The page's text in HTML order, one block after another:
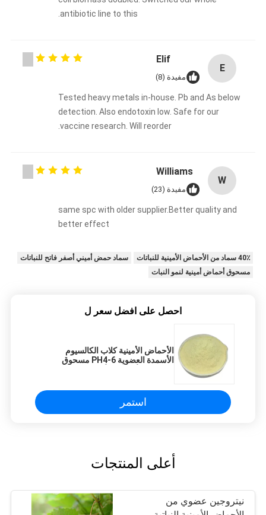
antibiotic line to this.
E
Elif
مفيدة (8)
Tested heavy metals in-house. Pb and As below
detection. Also endotoxin low. Safe for our
vaccine research. Will reorder.
W
Williams
مفيدة (23)
same spc with older supplier.Better quality and
better effect
40٪ سماد من الأحماض الأمينية للنباتات
سماد حمض أميني أصفر فاتح للنباتات
مسحوق أحماض أمينية لنمو النبات
احصل على افضل سعر ل
الأحماض الأمينية كلاب الكالسيوم
الأسمدة العضوية PH4-6 مسحوق
استمر
أعلى المنتجات
نيتروجين عضوي من